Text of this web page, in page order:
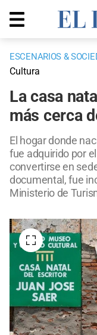
ESCENARIOS &
Cultura
La casa
más cerca
El hogar donde
fue adquirido por
convertirse en
documental, fue
Ministerio de